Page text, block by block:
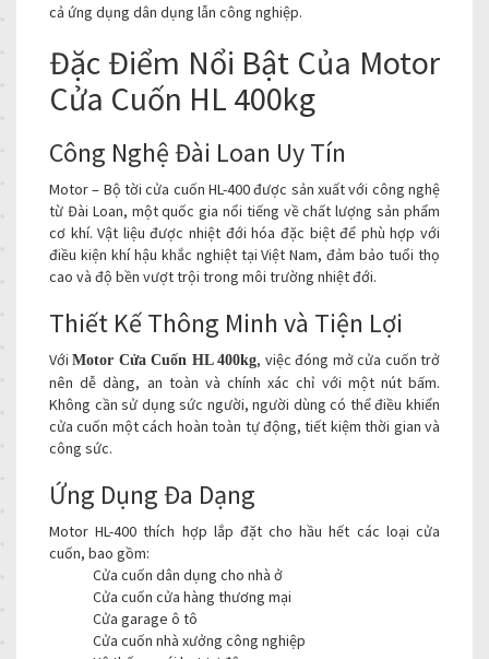
cả ứng dụng dân dụng lẫn công nghiệp.
Đặc Điểm Nổi Bật Của Motor
Cửa Cuốn HL 400kg
Công Nghệ Đài Loan Uy Tín
Motor – Bộ tời cửa cuốn HL-400 được sản xuất với công nghệ
từ Đài Loan, một quốc gia nổi tiếng về chất lượng sản phẩm
cơ khí. Vật liệu được nhiệt đới hóa đặc biệt để phù hợp với
điều kiện khí hậu khắc nghiệt tại Việt Nam, đảm bảo tuổi thọ
cao và độ bền vượt trội trong môi trường nhiệt đới.
Thiết Kế Thông Minh và Tiện Lợi
VớiMotor Cửa Cuốn HL 400kg, việc đóng mở cửa cuốn trở
nên dễ dàng, an toàn và chính xác chỉ với một nút bấm.
Không cần sử dụng sức người, người dùng có thể điều khiển
cửa cuốn một cách hoàn toàn tự động, tiết kiệm thời gian và
công sức.
Ứng Dụng Đa Dạng
Motor HL-400 thích hợp lắp đặt cho hầu hết các loại cửa
cuốn, bao gồm:
Cửa cuốn dân dụng cho nhà ở
Cửa cuốn cửa hàng thương mại
Cửa garage ô tô
Cửa cuốn nhà xưởng công nghiệp